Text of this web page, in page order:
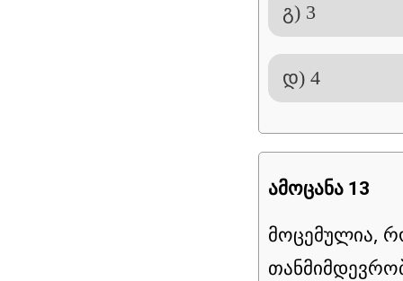
გ) 3
დ) 4
ამოცანა 13
მოცემულია,